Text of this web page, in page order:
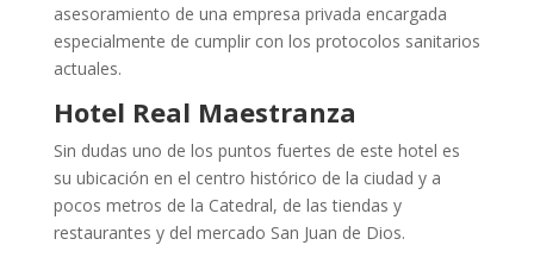
asesoramiento de una empresa privada encargada
especialmente de cumplir con los protocolos sanitarios
actuales.
Hotel Real Maestranza
Sin dudas uno de los puntos fuertes de este hotel es
su ubicación en el centro histórico de la ciudad y a
pocos metros de la Catedral, de las tiendas y
restaurantes y del mercado San Juan de Dios.